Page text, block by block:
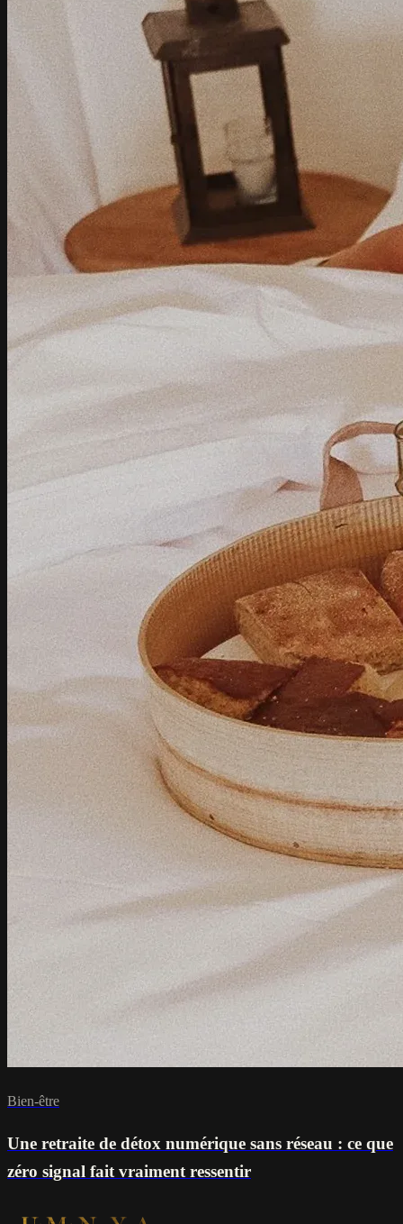
Bien-être
Une retraite de détox numérique sans réseau : ce que
zéro signal fait vraiment ressentir